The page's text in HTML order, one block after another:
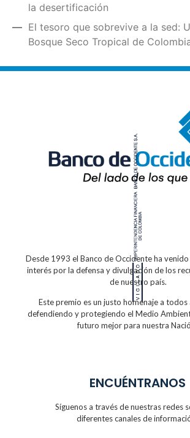
la desertificación
El tesoro que sobrevive a la sed:
Bosque Seco Tropical de
Desde 1993 el Banco de Occidenteha venido
interés por la defensa y divulgación de los
de nuestro país.
Este premio es un justo homenaje a todos
defendiendo y protegiendo el Medio
futuro mejor para nuestra
ENCUÉNTRANOS
Síguenos a través de nuestras redes
diferentes canales de